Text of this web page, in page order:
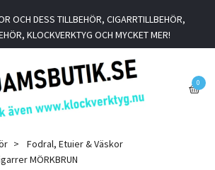
OCH DESS TILLBEHÖR, CIGARRTILLBEHÖR,
KLOCKVERKTYG OCH MYCKET MER!
0
Fodral, Etuier & Väskor
MÖRKBRUN